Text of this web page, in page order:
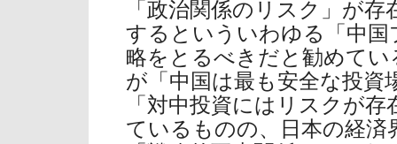
「政治関係のリスク」が
するといういわゆる「中
略をとるべきだと勧めて
が「中国は最も安全な投資
「対中投資にはリスクが
ているものの、日本の経済